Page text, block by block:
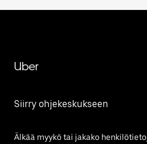
Uber
Siirry ohjekeskukseen
Älkää myykö tai jakako